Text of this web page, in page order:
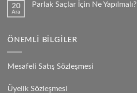
20
Ara
Parlak Saçlar İçin Ne Yapılmalı?
ÖNEMLI BILGILER
Mesafeli Satış Sözleşmesi
Üyelik Sözleşmesi